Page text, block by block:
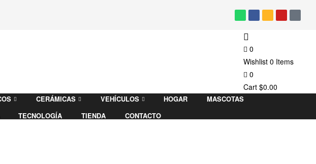
0
Wishlist 0 Items
0
Cart $0.00
CERÁMICAS VEHÍCULOS HOGAR
MASCOTAS
TECNOLOGÍA TIENDA CONTACTO